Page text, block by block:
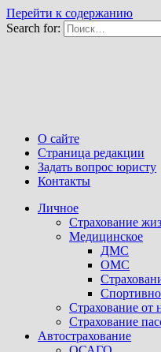
Перейти к содержанию
Search for:
О сайте
Страница редакции
Задать вопрос юристу
Контакты
Личное
Страхование
Медицинское
ДМС
ОМС
Страхование от
Страхование
Автострахование